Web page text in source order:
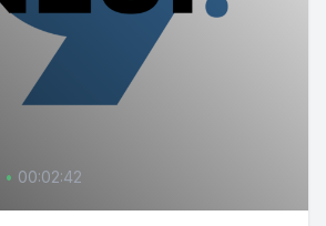
• 00:02:42